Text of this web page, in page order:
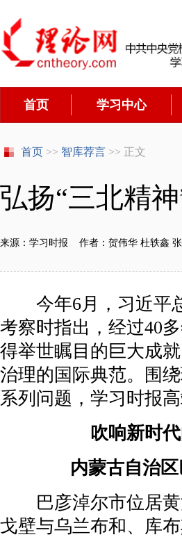
首页 学习中心
首页 >> 智库荐言 >> 正文
弘扬“三北精
来源：学习时报 作者：贺伟华 杜轶鑫
今年6月，习近平
考察时指出，经过40
得举世瞩目的巨大成
治理的国际典范。围
系列问题，学习时报
吹响新时
内蒙古自治
巴彦淖尔市位居
戈壁与乌兰布和、库